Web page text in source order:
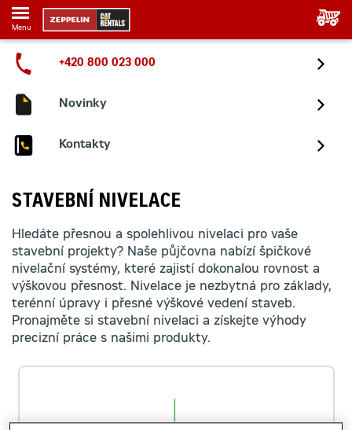
Menu
+420 800 023 000
Novinky
Kontakty
STAVEBNÍ NIVELACE
Hledáte přesnou a spolehlivou nivelaci pro vaše
stavební projekty? Naše půjčovna nabízí špičkové
nivelační systémy, které zajistí dokonalou rovnost a
výškovou přesnost. Nivelace je nezbytná pro základy,
terénní úpravy i přesné výškové vedení staveb.
Pronajměte si stavební nivelaci a získejte výhody
precizní práce s našimi produkty.